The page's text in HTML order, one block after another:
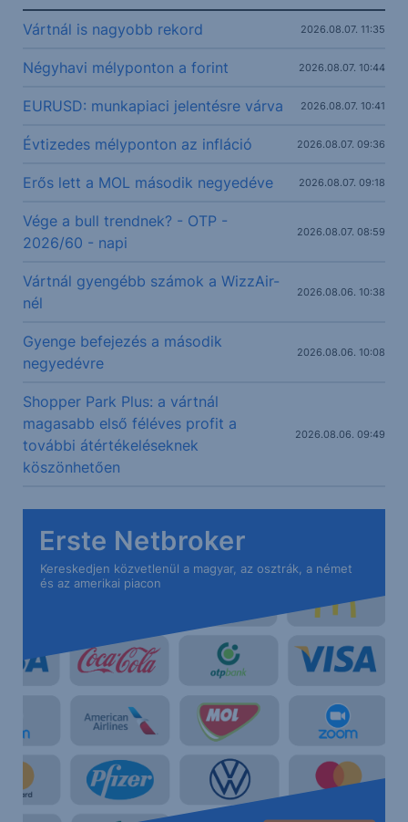
Vártnál is nagyobb rekord 2026.08.07. 11:35
Négyhavi mélyponton a forint 2026.08.07. 10:44
EURUSD: munkapiaci jelentésre várva 2026.08.07. 10:41
Évtizedes mélyponton az infláció 2026.08.07. 09:36
Erős lett a MOL második negyedéve 2026.08.07. 09:18
Vége a bull trendnek? - OTP -
2026/60 - napi
2026.08.07. 08:59
Vártnál gyengébb számok a WizzAir-
nél
2026.08.06. 10:38
Gyenge befejezés a második
negyedévre
2026.08.06. 10:08
Shopper Park Plus: a vártnál
magasabb első féléves profit a
további átértékeléseknek
köszönhetően
2026.08.06. 09:49
Erste Netbroker
Kereskedjen közvetlenül a magyar, az osztrák, a német
és az amerikai piacon